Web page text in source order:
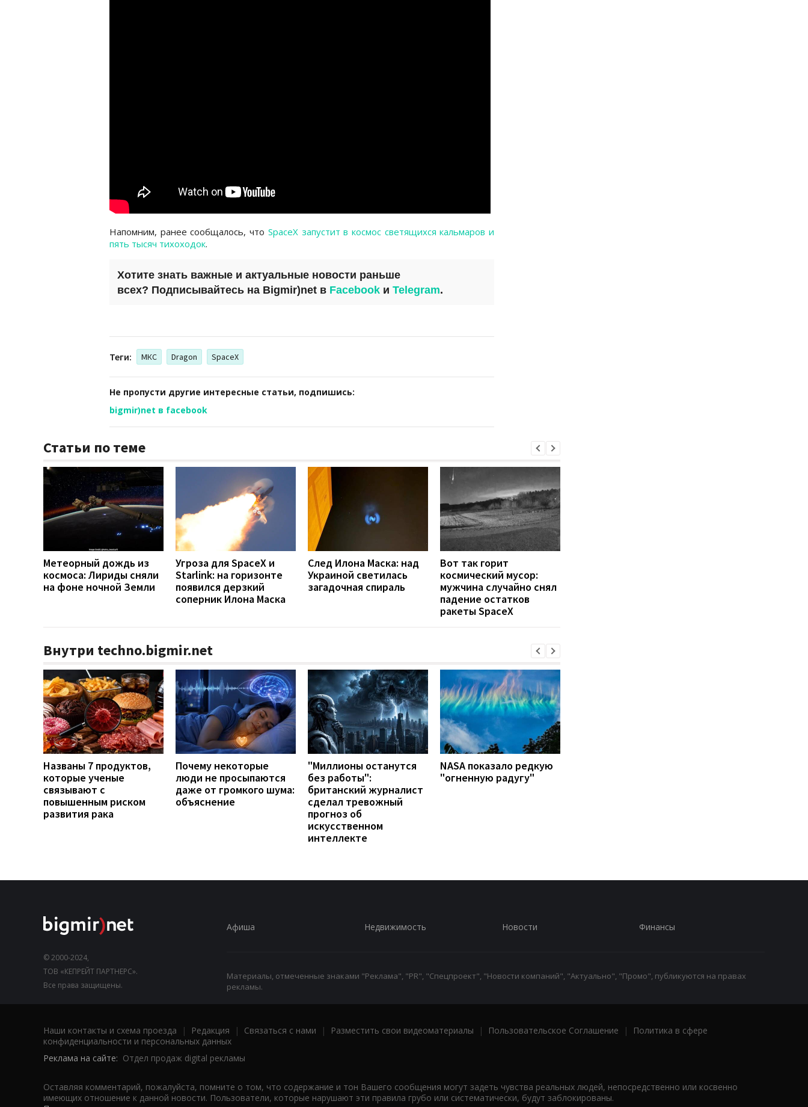
Напомним, ранее сообщалось, что SpaceX запустит в космос светящихся кальмаров и
пять тысяч тихоходок.
Хотите знать важные и актуальные новости раньше
всех? Подписывайтесь на Bigmir)net в Facebook и Telegram.
Теги: МКС Dragon SpaceX
Не пропусти другие интересные статьи, подпишись:
bigmir)net в facebook
Статьи по теме
Метеорный дождь из
космоса: Лириды сняли
на фоне ночной Земли
Угроза для SpaceX и
Starlink: на горизонте
появился дерзкий
соперник Илона Маска
След Илона Маска: над
Украиной светилась
загадочная спираль
Вот так горит
космический мусор:
мужчина случайно снял
падение остатков
ракеты SpaceX
Внутри techno.bigmir.net
Названы 7 продуктов,
которые ученые
связывают с
повышенным риском
развития рака
Почему некоторые
люди не просыпаются
даже от громкого шума:
объяснение
"Миллионы останутся
без работы":
британский журналист
сделал тревожный
прогноз об
искусственном
интеллекте
NASA показало редкую
"огненную радугу"
© 2000-2024,
ТОВ «КЕПРЕЙТ ПАРТНЕРС».
Все права защищены.
Афиша Недвижимость Новости Финансы
Материалы, отмеченные знаками "Реклама", "PR", "Спецпроект", "Новости компаний", "Актуально", "Промо", публикуются на правах
рекламы.
Наши контакты и схема проезда | Редакция | Связаться с нами | Разместить свои видеоматериалы | Пользовательское Соглашение |
Политика в сфере
конфиденциальности и персональных данных
Реклама на сайте: Отдел продаж digital рекламы
Оставляя комментарий, пожалуйста, помните о том, что содержание и тон Вашего сообщения могут задеть чувства реальных людей, непосредственно или косвенно
имеющих отношение к данной новости. Пользователи, которые нарушают эти правила грубо или систематически, будут заблокированы.